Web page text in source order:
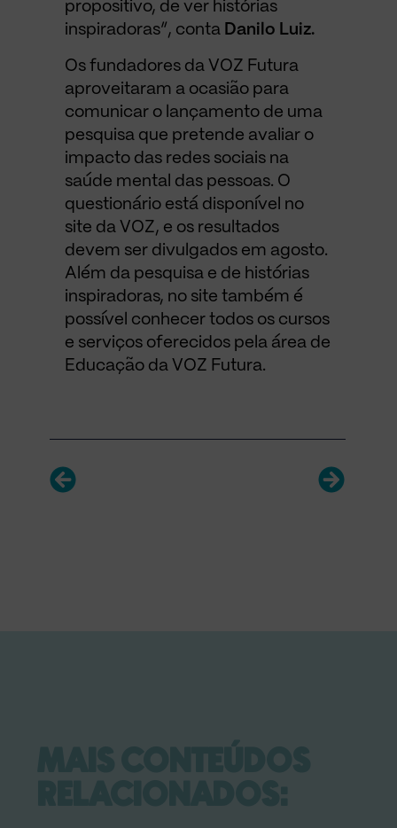
propositivo, de ver histórias
inspiradoras”, contaDanilo Luiz.
Os fundadores da VOZ Futura
aproveitaram a ocasião para
comunicar o lançamento de uma
pesquisa que pretende avaliar o
impacto das redes sociais na
saúde mental das pessoas. O
questionário está disponível no
site da VOZ, e os resultados
devem ser divulgados em agosto.
Além da pesquisa e de histórias
inspiradoras, no site também é
possível conhecer todos os cursos
e serviços oferecidos pela área de
Educação da VOZ Futura.